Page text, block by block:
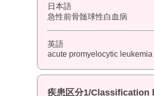
日本語
急性前骨髄球性白血病
英語
acute promyelocytic leukemia
疾患区分1/Classification